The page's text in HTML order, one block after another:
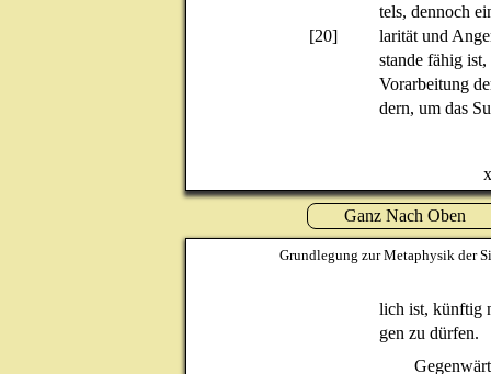
tels, dennoch
[20]
larität und
stande fähig
Vorarbeitung
dern, um das
Ganz Nach Oben
Grundlegung zur Metaphysik der
lich ist, künftig
gen zu dürfen.